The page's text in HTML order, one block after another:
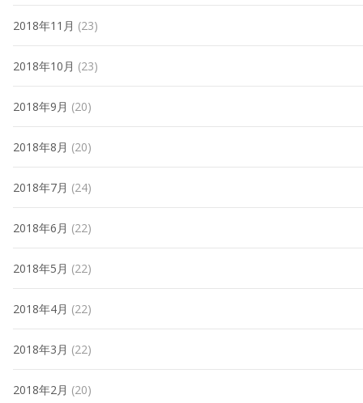
2018年11月 (23)
2018年10月 (23)
2018年9月 (20)
2018年8月 (20)
2018年7月 (24)
2018年6月 (22)
2018年5月 (22)
2018年4月 (22)
2018年3月 (22)
2018年2月 (20)